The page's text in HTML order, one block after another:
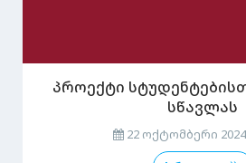
პროექტი
სწავლას
22 ოქტომბერი